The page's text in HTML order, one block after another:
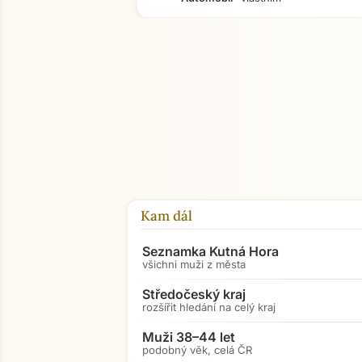
Kam dál
Seznamka Kutná Hora
všichni muži z města
Středočeský kraj
rozšířit hledání na celý kraj
Muži 38–44 let
podobný věk, celá ČR